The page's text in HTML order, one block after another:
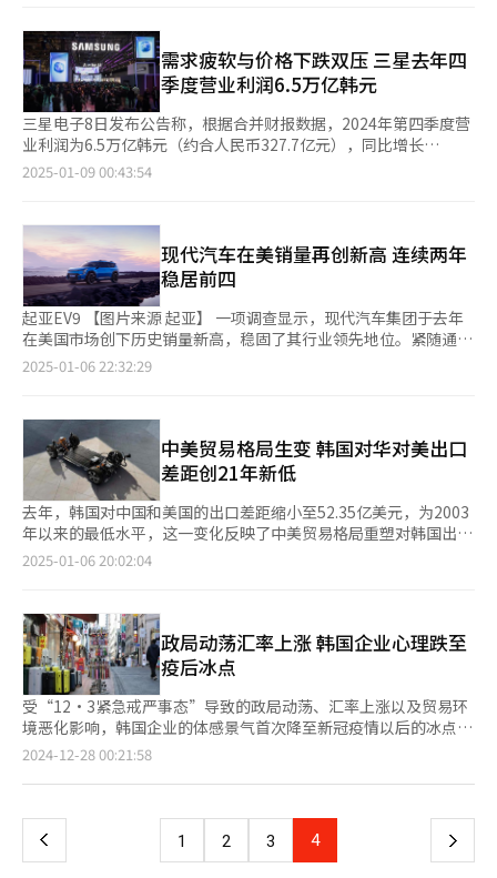
国企业利益。中方将采取必要措施，坚决维护自身正当权益。 韩
国芯片业界人士表示，从中长期来看，中国是仅次于美国的第二大
AI加速器采购市场，这或令零部件供应头部韩企失去潜在的中国客
户。 产业研究院分析称，短期来看，韩国企业对被列入禁售名单
国家的直接出口规模有限，但若对华制裁层层加码，收益性必将大
幅被削弱，将成为限制韩国企业发展的因素。 美国国内也对本次
出台的新政存在反对之声，美国半导体行业协会（SIA）总裁
JohnNeuffer表示，政策出台过于仓促，未听取行业意见，可能会
竞争力。 英伟达和甲骨文两大科技巨头同样表示了反对，英伟达
在声明中称，这一规定“全面越权”，将对主流游戏PC和消费硬
件中已有的技术进行钳制。甲骨文则表示，这项新规可能成为美国
科技行业历史上最具破坏性的政策之一，直接将美国企业在全球芯
片市场所占比重缩小80%。
但同比增幅仅为0.6%，远低于2024年20.3%的增长率。KAMA指
出，北美市场需求回暖，加之SUV和混合动力车的持续热销，成为
支撑出口的主要动力。然而，北美以外地区出口表现不佳，加之电
动车需求放缓，导致整体增长趋缓。 分企业来看，现代汽车去年
出口117.2633万辆，同比增长1.9%；起亚出口100.5182万辆，同
比下降4.0%；通用汽车韩国公司出口47.3165万辆，增长9.8%；
KG Mobility增长18.5%，出口6.2318万辆；雷诺韩国则下滑
18.4%，出口6.7123万辆。 KAMA预计，今年国内整车企业出口量
带来的基数效应，使进一步增长难度加大。同时，全球经济增长放
缓、国际贸易环境恶化，以及特朗普政府可能重启普遍关税的政策
提议，都为出口前景增添了不确定性。 此外，全球电动车市场的
需求停滞也令前景堪忧。现代汽车和起亚位于美国佐治亚州的在美
首座电动汽车专用工厂——现代汽车集团Metaplant
America（HMGMA）已投入运营，新能源车型的本地生产将直接
减少相关车型的出口量。 KAMA方面表示：“今年汽车出口增长将
受到多重因素制约，包括韩美贸易环境的恶化、中国在全球市场扩
业需重点关注市场变化，优化全球化战略。” 现代汽车蔚山工厂
出口装船码头旁的露天堆货场，车辆正在等待装船。【图片来源
韩联社】
需求疲软与价格下跌双压 三星去年四
季度营业利润6.5万亿韩元
三星电子8日发布公告称，根据合并财报数据，2024年第四季度营
业利润为6.5万亿韩元（约合人民币327.7亿元），同比增长
130.5%。然而，与前一季度相比，该数值下降了29.19%。 值得
此前，证券界曾预测第四季度营业利润在10万亿韩元左右，后因市
场情况恶化将预期下调至7万亿韩元，但实际数据依旧未能达到这
一调整后的水平。去年第四季度销售额为75万亿韩元，同比增长
10.65%，环比减少5.18%。 三星电子业绩不如预期，主要受到智
能手机、个人电脑等前端IT产品需求下滑的影响。这导致其主营业
务——标准型（通用）存储器产品的盈利能力进一步恶化。 由于市
场供过于求，存储器价格持续大幅下跌。与此同时，客户库存调整
的加剧使内存出货量和平均销售价格（ASP）均低于预期。尽管人
电子的HBM量产计划推迟，其对整体业绩的贡献仍然有限。 此
外，非存储部门（包括系统大规模集成电路设计业务和代工业务）
因开工率下降及一次性费用计入而持续亏损。而过去一直为三星电
子提供支撑的显示器和移动部门，也因需求低迷及市场竞争加剧，
业绩表现有所减弱。 尽管三星电子未公布各部门的具体业绩数
据，但券商分析，半导体业务设备解决方案（DS）部门第四季度
营业利润预计为3万亿韩元；移动体验（MX）与网络事业部预计为
2万亿韩元；显示器部门约1万亿韩元；电视和家电部门约为3000
2025-01-09 00:43:54
‌现代汽车在美销量再创新高 连续两年
稳居前四
起亚EV9 【图片来源 起亚】 一项调查显示，现代汽车集团于去年
在美国市场创下历史销量新高‌，稳固了其行业领先地位。紧随通用
汽车、丰田与福特之后，现代汽车集团连续两年荣膺美国市场销量
车，同比（165.2821万辆）增加3.4%，在美销量首次突破170万
辆大关。具体来看，现代汽车和起亚汽车在美国市场的销量分别达
91.1805万辆和79.6488万辆，分别增长4.8%和1.8%。现代汽车旗
下高端汽车品牌捷尼赛思销量达7.5003万辆，同比增加8.4%。现
代汽车和起亚汽车得益于休闲车（RV）和新能源汽车的卓越销售
表现，推动整体业绩增长。 现代汽车运动型多功能车（SUV）帕里
斯帝和电动汽车艾尼氪5销量均创新高，分别售出11.055万辆
（23%↑）和4.44万辆（31%↑）。同时，起亚亦有6款车型刷新
狮跑销量达16.1917万辆，增加15%；起亚嘉华销量为4.9726万
辆，增加14%；K3、K4销量为13.9778万辆（13%），EV6销量为
2.1715万辆（6%）等，均创新高。现代汽车“前三”车型分别是
途胜（20.6126万辆）、伊兰特（13.6698万辆）、胜达（11.9010
万辆）。起亚依次是狮跑、K3、K4、起亚特柳赖德
（Telluride）。 现代汽车集团去年在美市场的汽车销量继2023年
之后第二次位居第四位。主要整车企业公开的去年年销量来看，通
用汽车以268.9346万辆稳居首位，丰田以233.2623万辆紧随其
后，福特以206.5161万辆销量位居第三。继现代汽车集团之后，
第六位。 现代汽车集团相关人士表示：“在全球经济不确定性加
剧及通胀削减法案（IRA）持续加强的背景下，凭借RV与新能源汽
车的出色表现，成功在美国市场取得了令人瞩目的成绩。"
2025-01-06 22:32:29
中美贸易格局生变 韩国对华对美出口
差距创21年新低
去年，韩国对中国和美国的出口差距缩小至52.35亿美元，为2003
年以来的最低水平，这一变化反映了中美贸易格局重塑对韩国出口
结构的深远影响。 自2001年中国加入世界贸易组织（WTO）及
的影响，中韩供应链分工体系受到冲击，韩国对中国的出口呈现下
滑趋势。 根据韩国贸易协会6日发布的数据，2024年韩国对中国的
出口额为1330.26亿美元，同比增长6.6%，继续稳居韩国最大出口
市场。然而，对美国的出口额达到1277.91亿美元，增幅达
10.45%，不仅创下连续7年新高，还实现连续8年正增长。 数据显
示，韩国对中国和美国出口额的差距已从2018年的894.05亿美元
的历史高位大幅缩小至2024年的52.35亿美元，创下自2003年以来
的最小差距。 韩国对中国出口在2021年创下1629亿美元的历史高
点后连续三年下滑，2022年降至1557亿美元，2023年进一步下降
依然乏力。 长期以来，韩国对中国出口以零部件和材料等中间品
为主，而中国则通过加工这些中间品生产成品并供应全球市场。然
2025-01-06 20:02:04
政局动荡汇率上涨 韩国企业心理跌至
疫后冰点
受“12·3紧急戒严事态”导致的政局动荡、汇率上涨以及贸易环
境恶化影响，韩国企业的体感景气首次降至新冠疫情以后的冰点。
韩国银行（央行）在本月12月11日至18日期间，以全国3524家法
景气调查，并于27日公布结果显示，本月全产业企业心理指数
（83.0）以来的最低值，企业对整体经济的悲观心理创下新高。
12月全产业CBSI下降幅度（-4.5个点）为2023年1月（-5.6个点）
2024-12-28 00:21:58
上
页
1 2 3 4 下